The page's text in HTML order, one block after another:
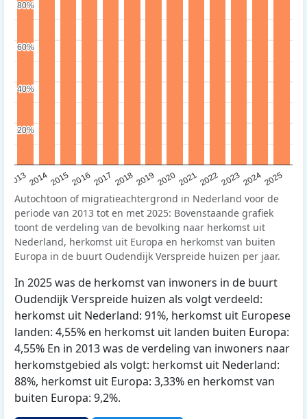
20132014201520162017 20182019 202020212022202320242025
20%
20%
40%
40%
60%
60%
80%
80%
Autochtoon of migratieachtergrond in Nederland voor de
periode van 2013 tot en met 2025: Bovenstaande grafiek
toont de verdeling van de bevolking naar herkomst uit
Nederland, herkomst uit Europa en herkomst van buiten
Europa in de buurt Oudendijk Verspreide huizen per jaar.
In 2025 was de herkomst van inwoners in de buurt
Oudendijk Verspreide huizen als volgt verdeeld:
herkomst uit Nederland: 91%, herkomst uit Europese
landen: 4,55% en herkomst uit landen buiten Europa:
4,55% En in 2013 was de verdeling van inwoners naar
herkomstgebied als volgt: herkomst uit Nederland:
88%, herkomst uit Europa: 3,33% en herkomst van
buiten Europa: 9,2%.